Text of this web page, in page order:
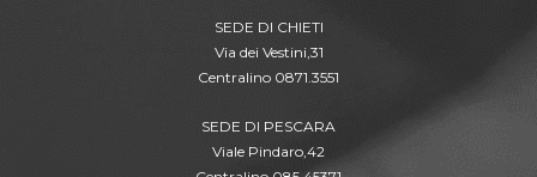
SEDE DI CHIETI
Via dei Vestini,31
Centralino 0871.3551
SEDE DI PESCARA
Viale Pindaro,42